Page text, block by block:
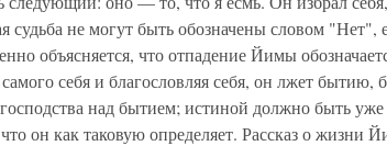
судьба не могут быть обозначены словом "Нет",
объясняется, что отпадение Йимы
себя и благословляя себя, он лжет бытию,
над бытием; истиной должно быть
он как таковую определяет. Рассказ о жизни